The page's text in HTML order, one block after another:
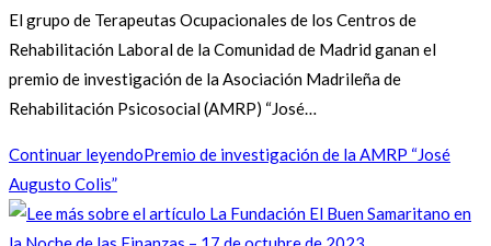
El grupo de Terapeutas Ocupacionales de los Centros de
Rehabilitación Laboral de la Comunidad de Madrid ganan el
premio de investigación de la Asociación Madrileña de
Rehabilitación Psicosocial (AMRP) “José…
Continuar leyendoPremio de investigación de la AMRP “José
Augusto Colis”